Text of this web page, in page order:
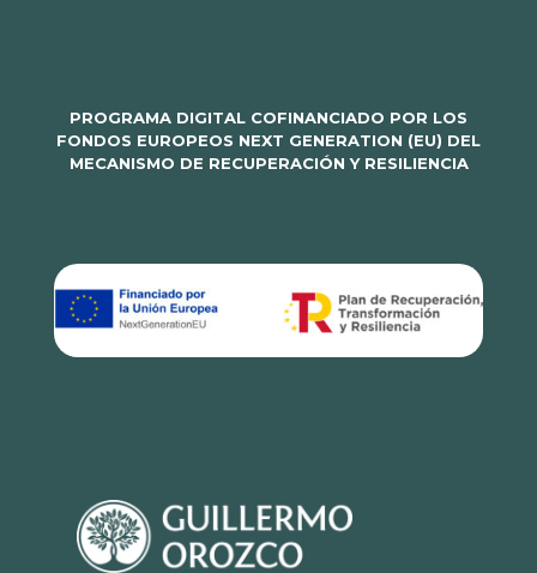
PROGRAMA DIGITAL COFINANCIADO POR LOS
FONDOS EUROPEOS NEXT GENERATION (EU) DEL
MECANISMO DE RECUPERACIÓN Y RESILIENCIA